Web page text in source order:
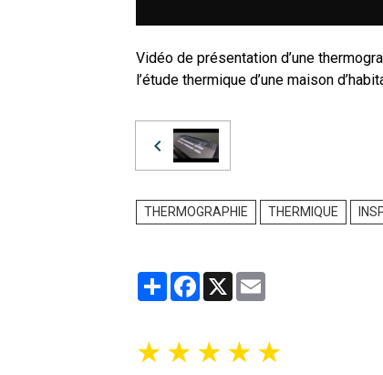
Vidéo de présentation d’une
l’étude thermique d’une maison
THERMOGRAPHIE THERMIQUE
PartagerFacebook
X
★ ★ ★ ★ ★